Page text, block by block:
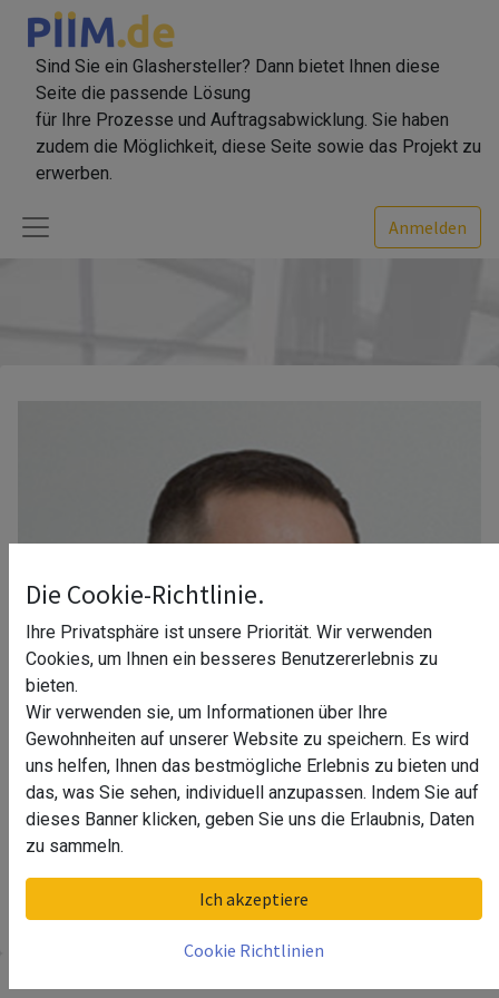
Sind Sie ein Glashersteller? Dann bietet Ihnen diese
Seite die passende Lösung
für Ihre Prozesse und Auftragsabwicklung. Sie haben
zudem die Möglichkeit, diese Seite sowie das Projekt zu
erwerben.
Anmelden
Ihr Berater in Dresden
Die Cookie-Richtlinie.
Ihre Privatsphäre ist unsere Priorität. Wir verwenden
Cookies, um Ihnen ein besseres Benutzererlebnis zu
bieten.
Wir verwenden sie, um Informationen über Ihre
Gewohnheiten auf unserer Website zu speichern. Es wird
uns helfen, Ihnen das bestmögliche Erlebnis zu bieten und
das, was Sie sehen, individuell anzupassen. Indem Sie auf
dieses Banner klicken, geben Sie uns die Erlaubnis, Daten
zu sammeln.
Ich akzeptiere
Cookie Richtlinien